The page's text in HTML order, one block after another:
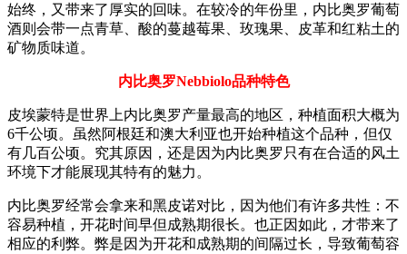
始终，又带来了厚实的回味。在较冷的年份里，内比奥罗葡萄
酒则会带一点青草、酸的蔓越莓果、玫瑰果、皮革和红粘土的
矿物质味道。
内比奥罗Nebbiolo品种特色
皮埃蒙特是世界上内比奥罗产量最高的地区，种植面积大概为
6千公顷。虽然阿根廷和澳大利亚也开始种植这个品种，但仅
有几百公顷。究其原因，还是因为内比奥罗只有在合适的风土
环境下才能展现其特有的魅力。
内比奥罗经常会拿来和黑皮诺对比，因为他们有许多共性：不
容易种植，开花时间早但成熟期很长。也正因如此，才带来了
相应的利弊。弊是因为开花和成熟期的间隔过长，导致葡萄容